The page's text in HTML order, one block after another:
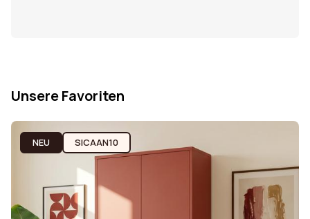
Unsere Favoriten
NEU SICAAN10